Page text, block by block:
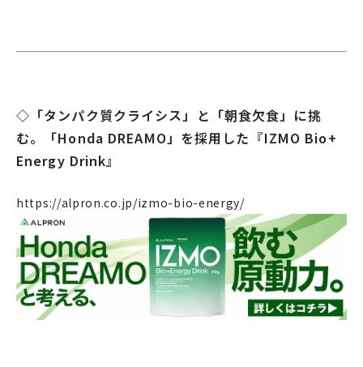
◇「タンパク質クライシス」と「朝食欠食」に挑
む。「Honda DREAMO」を採用した『IZMO Bio+
Energy Drink』
https://alpron.co.jp/izmo-bio-energy/